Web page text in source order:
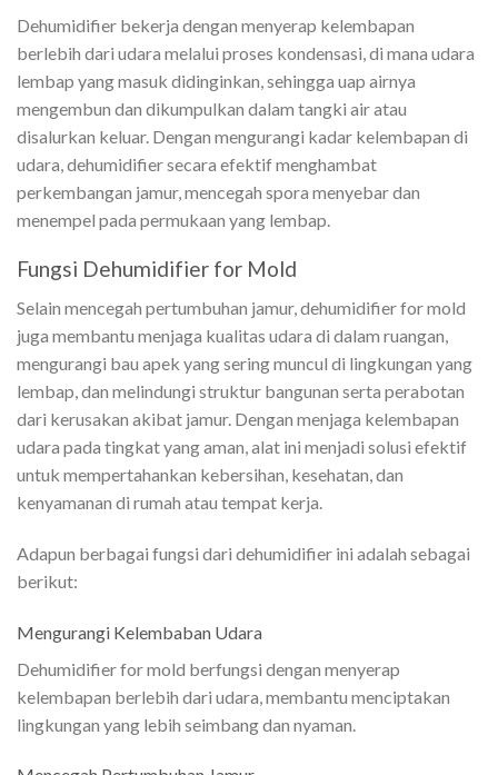
Dehumidifier bekerja dengan menyerap kelembapan
berlebih dari udara melalui proses kondensasi, di mana udara
lembap yang masuk didinginkan, sehingga uap airnya
mengembun dan dikumpulkan dalam tangki air atau
disalurkan keluar. Dengan mengurangi kadar kelembapan di
udara, dehumidifier secara efektif menghambat
perkembangan jamur, mencegah spora menyebar dan
menempel pada permukaan yang lembap.
Fungsi Dehumidifier for Mold
Selain mencegah pertumbuhan jamur, dehumidifier for mold
juga membantu menjaga kualitas udara di dalam ruangan,
mengurangi bau apek yang sering muncul di lingkungan yang
lembap, dan melindungi struktur bangunan serta perabotan
dari kerusakan akibat jamur. Dengan menjaga kelembapan
udara pada tingkat yang aman, alat ini menjadi solusi efektif
untuk mempertahankan kebersihan, kesehatan, dan
kenyamanan di rumah atau tempat kerja.
Adapun berbagai fungsi dari dehumidifier ini adalah sebagai
berikut:
Mengurangi Kelembaban Udara
Dehumidifier for mold berfungsi dengan menyerap
kelembapan berlebih dari udara, membantu menciptakan
lingkungan yang lebih seimbang dan nyaman.